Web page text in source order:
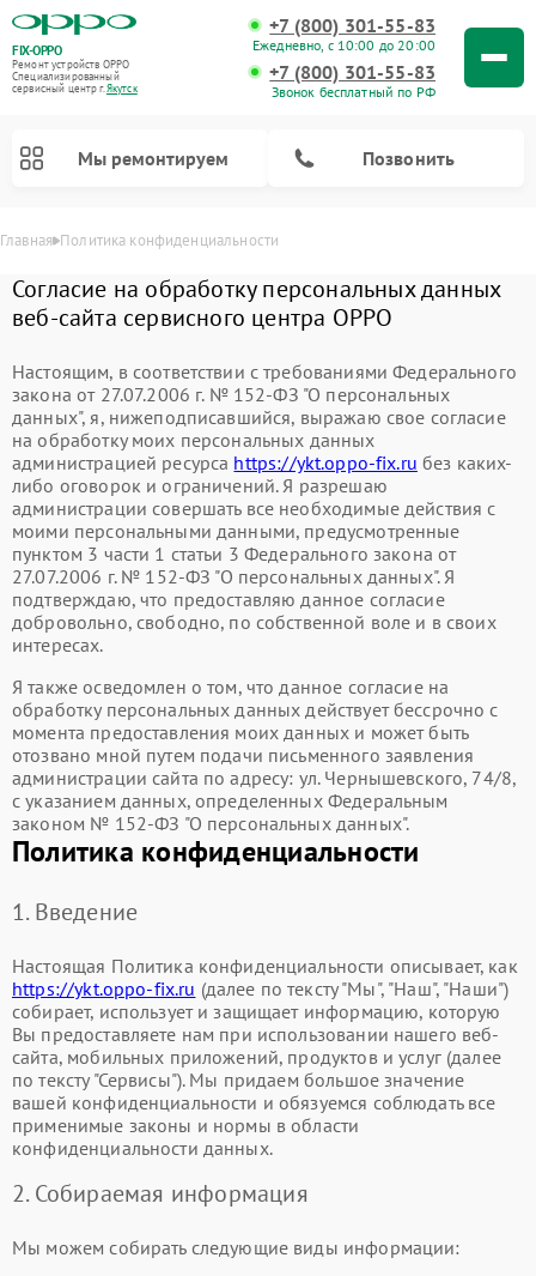
FIX-OPPO
Ремонт устройств OPPO
Специализированный
cервисный центр г.Якутск
+7 (800) 301-55-83
Ежедневно, с 10:00 до 20:00
+7 (800) 301-55-83
Звонок бесплатный по РФ
Мы ремонтируем Позвонить
Главная Политика конфиденциальности
Согласие на обработку персональных данных
веб-сайта сервисного центра OPPO
Настоящим, в соответствии с требованиями Федерального
закона от 27.07.2006 г. № 152-ФЗ "О персональных
данных", я, нижеподписавшийся, выражаю свое согласие
на обработку моих персональных данных
администрацией ресурса https://ykt.oppo-fix.ru без каких-
либо оговорок и ограничений. Я разрешаю
администрации совершать все необходимые действия с
моими персональными данными, предусмотренные
пунктом 3 части 1 статьи 3 Федерального закона от
27.07.2006 г. № 152-ФЗ "О персональных данных". Я
подтверждаю, что предоставляю данное согласие
добровольно, свободно, по собственной воле и в своих
интересах.
Я также осведомлен о том, что данное согласие на
обработку персональных данных действует бессрочно с
момента предоставления моих данных и может быть
отозвано мной путем подачи письменного заявления
администрации сайта по адресу: ул. Чернышевского, 74/8,
с указанием данных, определенных Федеральным
законом № 152-ФЗ "О персональных данных".
Политика конфиденциальности
1. Введение
Настоящая Политика конфиденциальности описывает, как
https://ykt.oppo-fix.ru (далее по тексту "Мы", "Наш", "Наши")
собирает, использует и защищает информацию, которую
Вы предоставляете нам при использовании нашего веб-
сайта, мобильных приложений, продуктов и услуг (далее
по тексту "Сервисы"). Мы придаем большое значение
вашей конфиденциальности и обязуемся соблюдать все
применимые законы и нормы в области
конфиденциальности данных.
2. Собираемая информация
Мы можем собирать следующие виды информации: